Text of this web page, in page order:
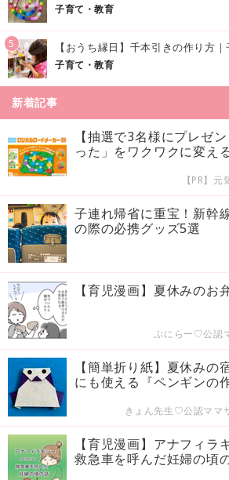
子育て・教育
5
子育て・教育
新着記事
【抽選で3名様にプレゼ
った」をワクワクに変え
【PR】
子連れ帰省に重宝！新幹
の際の必携グッズ5選
【育児漫画】夏休みのお
ぷにらー♡公認
【簡単折り紙】夏休みの
にも使える『ペンギンの
きょん先生♡公認ママ
【育児漫画】アナフィラ
救急車を呼んだ妊婦の頃